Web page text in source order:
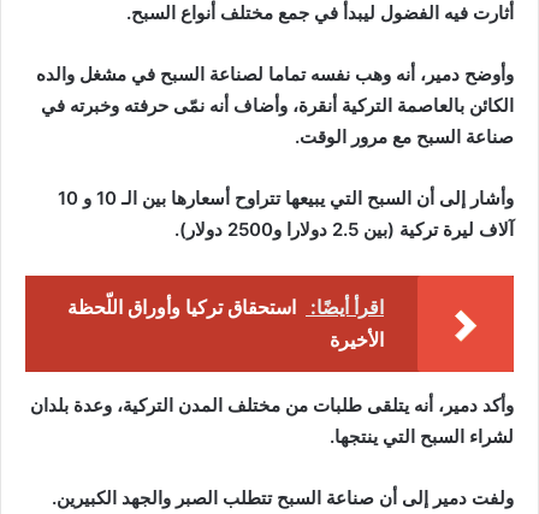
أثارت فيه الفضول ليبدأ في جمع مختلف أنواع السبح.
وأوضح دمير، أنه وهب نفسه تماما لصناعة السبح في مشغل والده
الكائن بالعاصمة التركية أنقرة، وأضاف أنه نمّى حرفته وخبرته في
صناعة السبح مع مرور الوقت.
وأشار إلى أن السبح التي يبيعها تتراوح أسعارها بين الـ 10 و 10
آلاف ليرة تركية (بين 2.5 دولارا و2500 دولار).
اقرأ أيضًا:
استحقاق تركيا وأوراق اللّحظة
الأخيرة
وأكد دمير، أنه يتلقى طلبات من مختلف المدن التركية، وعدة بلدان
لشراء السبح التي ينتجها.
ولفت دمير إلى أن صناعة السبح تتطلب الصبر والجهد الكبيرين.